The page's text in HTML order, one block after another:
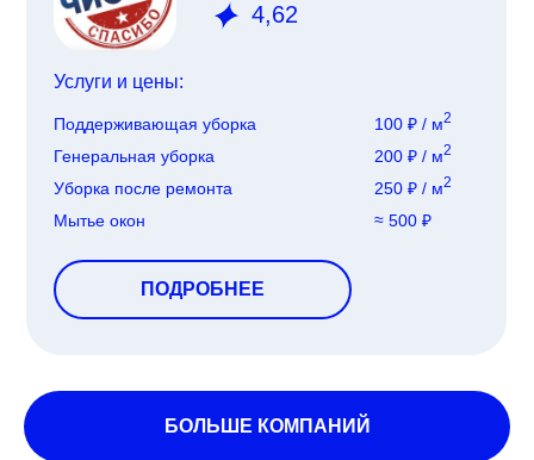
Поддерживающая уборка
Генеральная уборка
Уборка после ремонта
Мытье окон
100 ₽ / м2
200 ₽ / м2
250 ₽ / м2
≈ 500 ₽
Услуги и цены:
4,62
ПОДРОБНЕЕ
БОЛЬШЕ КОМПАНИЙ